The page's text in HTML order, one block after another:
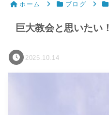
ホーム ブログ
巨大教会と思いたい！
2025.10.14